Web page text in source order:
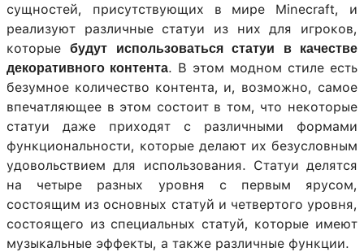
сущностей, присутствующих в мире Minecraft, и
реализуют различные статуи из них для игроков,
которыебудут использоваться статуи в качестве
декоративного контента. В этом модном стиле есть
безумное количество контента, и, возможно, самое
впечатляющее в этом состоит в том, что некоторые
статуи даже приходят с различными формами
функциональности, которые делают их безусловным
удовольствием для использования. Статуи делятся
на четыре разных уровня с первым ярусом,
состоящим из основных статуй и четвертого уровня,
состоящего из специальных статуй, которые имеют
музыкальные эффекты, а также различные функции.